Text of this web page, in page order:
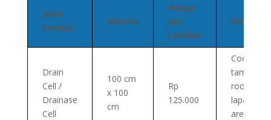
Jenis
Produk
Ukuran
Harga
per
Lembar
Drain
Cell /
Drainase
Cell
100 cm
x 100
cm
Rp
125.000
Cocok
taman,
rooftop,
lapangan
area